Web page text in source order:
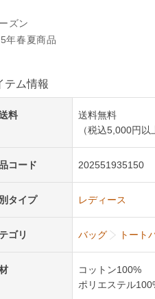
ズン
年春夏商品
テム情報
料
送料無料
（税込5,000円以
コード 202551935150
タイプ レディース
ゴリ バッグ トート
コットン100%
ポリエステル